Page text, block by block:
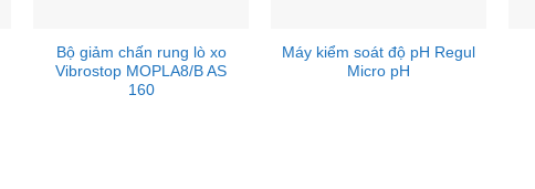
Bộ giảm chấn rung lò xo
Vibrostop MOPLA8/B AS
160
Máy kiểm soát độ pH Regul
Micro pH